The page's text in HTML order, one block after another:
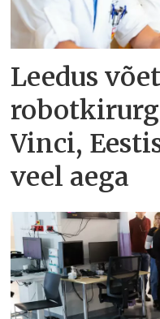
Leedus
Vinci,
veel aega